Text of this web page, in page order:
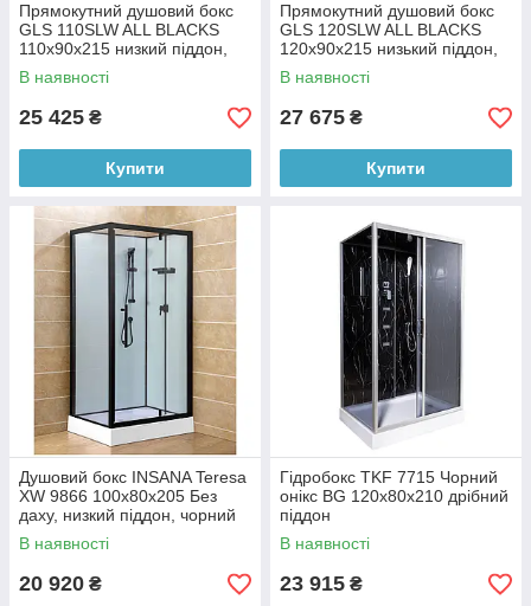
Прямокутний душовий бокс
GLS 110SLW ALL BLACKS
110х90х215 низкий піддон,
ччорний профіль, білі задні
стінки, передні матові
В наявності
25 425 ₴
Купити
Прямокутний душовий бокс
GLS 120SLW ALL BLACKS
120х90х215 низький піддон,
чорний профіль, задні стінки
білі, передні матові
В наявності
27 675 ₴
Купити
Душовий бокс INSANA Teresa
XW 9866 100x80x205 Без
даху, низкий піддон, чорний
профіль, білі задні стінки,
передні прозорі
В наявності
20 920 ₴
Гідробокс TKF 7715 Чорний
онікс BG 120х80х210 дрібний
піддон
В наявності
23 915 ₴